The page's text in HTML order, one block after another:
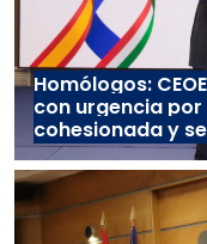
Homólogos:
con urgencia
cohesionada y